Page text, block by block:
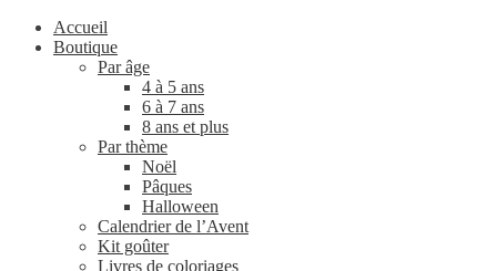
Accueil
Boutique
Par âge
4 à 5 ans
6 à 7 ans
8 ans et plus
Par thème
Noël
Pâques
Halloween
Calendrier de l’Avent
Kit goûter
Livres de coloriages